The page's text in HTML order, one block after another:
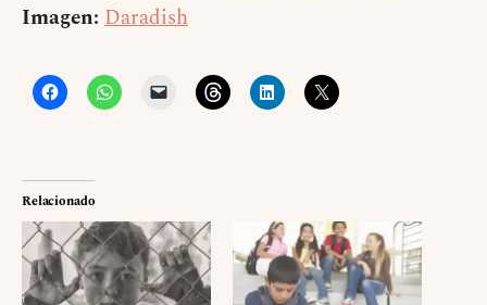
Imagen: Daradish
Relacionado